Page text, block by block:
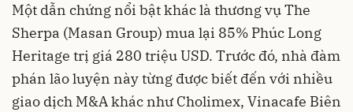
Một dẫn chứng nổi bật khác là thương vụ The
Sherpa (Masan Group) mua lại 85% Phúc Long
Heritage trị giá 280 triệu USD. Trước đó, nhà đàm
phán lão luyện này từng được biết đến với nhiều
giao dịch M&A khác như Cholimex, Vinacafe Biên